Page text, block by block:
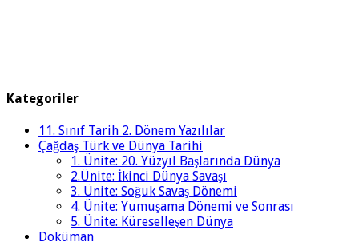
Kategoriler
11. Sınıf Tarih 2. Dönem Yazılılar
Çağdaş Türk ve Dünya Tarihi
1. Ünite: 20. Yüzyıl Başlarında Dünya
2.Ünite: İkinci Dünya Savaşı
3. Ünite: Soğuk Savaş Dönemi
4. Ünite: Yumuşama Dönemi ve Sonrası
5. Ünite: Küreselleşen Dünya
Doküman